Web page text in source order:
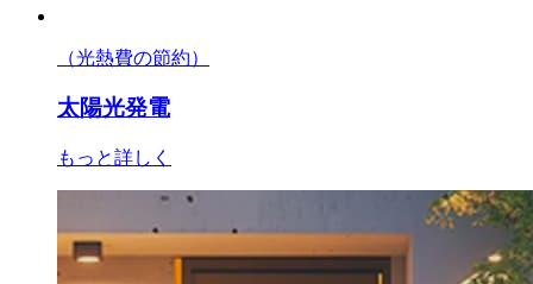
（光熱費の節約）
太陽光発電
もっと詳しく